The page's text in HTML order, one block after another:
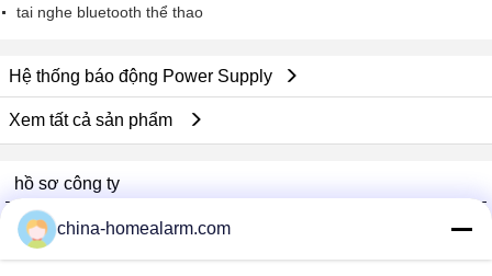
tai nghe bluetooth thể thao
Hệ thống báo động Power Supply
Xem tất cả sản phẩm
hồ sơ công ty
Alarms Series Technology Co., Limited
Nhà cung cấp xác nhận
china-homealarm.com